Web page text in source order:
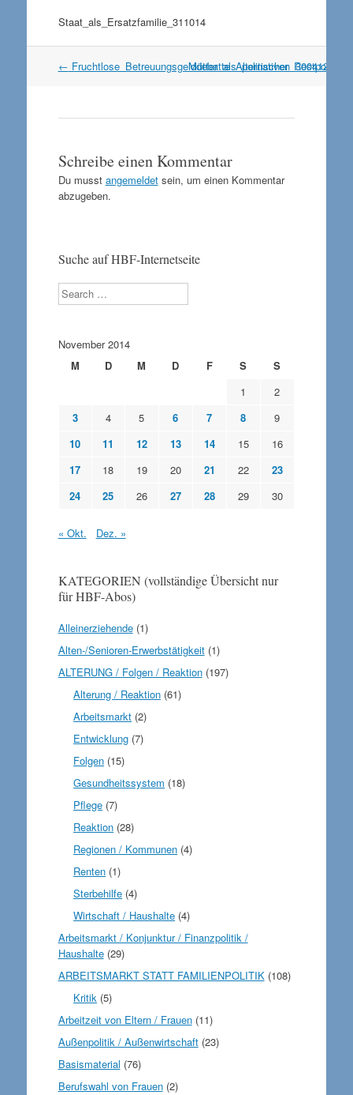
Staat_als_Ersatzfamilie_311014
Artikel
← Fruchtlose_Betreuungsgelddebatte_Alternativen_300412
Schreibe einen Kommentar
Du musst angemeldetsein, um einen Kommentar
abzugeben.
Suche auf HBF-Internetseite
Search
November 2014
M
D M D F S
S
1
2
3
4 5 6 7 8
9
10
11 12 13 14 15
16
17
18 19 20 21 22
23
24
25 26 27 28 29 30
« Okt. Dez. »
KATEGORIEN (vollständige Übersicht nur
für HBF-Abos)
Alleinerziehende(1)
Alten-/Senioren-Erwerbstätigkeit(1)
ALTERUNG / Folgen / Reaktion(197)
Alterung / Reaktion (61)
Arbeitsmarkt (2)
Entwicklung (7)
Folgen (15)
Gesundheitssystem (18)
Pflege (7)
Reaktion (28)
Regionen / Kommunen (4)
Renten (1)
Sterbehilfe (4)
Wirtschaft / Haushalte (4)
Arbeitsmarkt / Konjunktur / Finanzpolitik /
Haushalte(29)
ARBEITSMARKT STATT FAMILIENPOLITIK(108)
Kritik (5)
Arbeitzeit von Eltern / Frauen(11)
Außenpolitik / Außenwirtschaft(23)
Basismaterial (76)
Berufswahl von Frauen(2)